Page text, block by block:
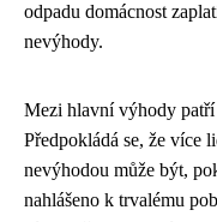
odpadu domácnost
nevýhody.
Mezi hlavní výhody
Předpokládá se, že více
nevýhodou může být,
nahlášeno k trvalému